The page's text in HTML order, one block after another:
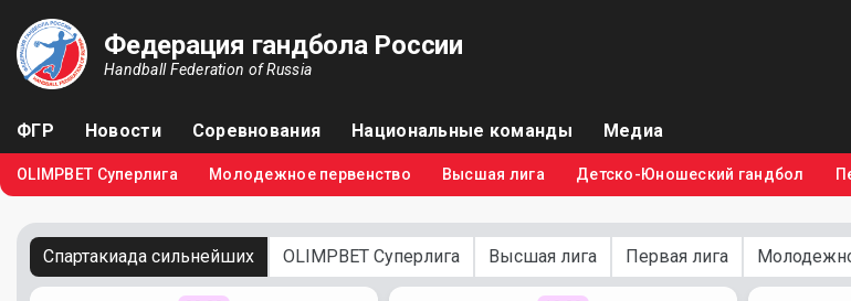
Федерация гандбола России
Handball Federation of Russia
ФГР Новости Соревнования Национальные команды Медиа
OLIMPBET Суперлига Молодежное первенство Высшая лига Детско-Юношеский гандбол
Спартакиада сильнейших OLIMPBET Суперлига Высшая лига Первая лига